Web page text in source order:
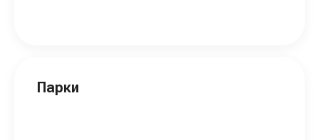
Парки